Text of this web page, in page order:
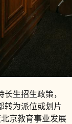
生招生政策，
转为派位或划片
京教育事业发展